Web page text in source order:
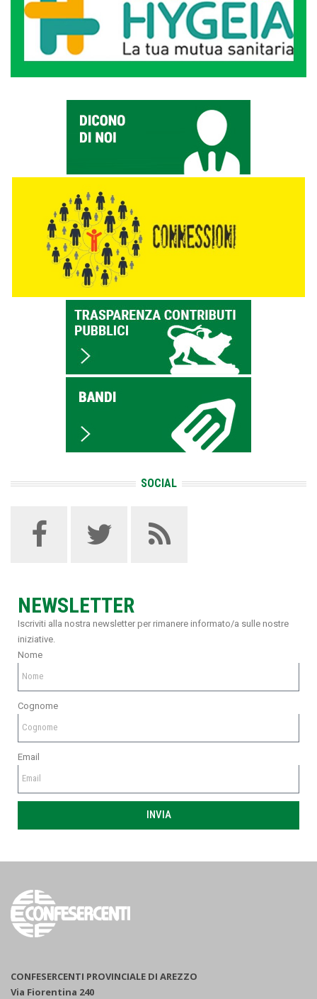
SOCIAL
NEWSLETTER
Iscriviti alla nostra newsletter per rimanere informato/a sulle nostre
iniziative.
Nome
Cognome
Email
INVIA
CONFESERCENTI PROVINCIALE DI AREZZO
Via Fiorentina 240